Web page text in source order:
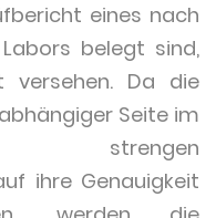
eines nach
belegt sind,
versehen. Da die
Seite im
strengen
ihre Genauigkeit